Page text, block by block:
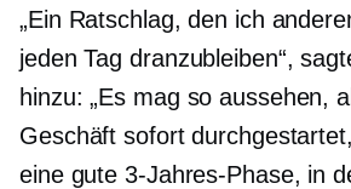
„Ein Ratschlag, den ich
jeden Tag dranzubleiben“,
hinzu: „Es mag so aussehen,
Geschäft sofort
eine gute 3-Jahres-Phase, in